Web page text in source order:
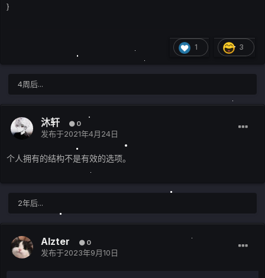
}
1 3
4周后...
沐轩 0
发布于2021年4月24日
个人拥有的结构不是有效的选项。
2年后...
Alzter 0
发布于2023年9月10日